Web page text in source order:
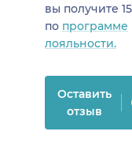
вы получите
по программе
лояльности.
Оставить
отзыв